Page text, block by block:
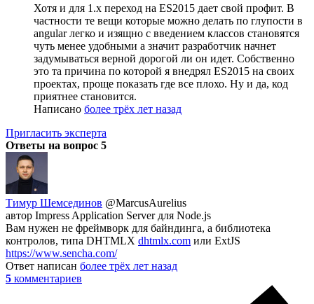
Хотя и для 1.x переход на ES2015 дает свой профит. В
частности те вещи которые можно делать по глупости в
angular легко и изящно с введением классов становятся
чуть менее удобными а значит разработчик начнет
задумываться верной дорогой ли он идет. Собственно
это та причина по которой я внедрял ES2015 на своих
проектах, проще показать где все плохо. Ну и да, код
приятнее становится.
Написано более трёх лет назад
Пригласить эксперта
Ответы на вопрос 5
Тимур Шемсединов @MarcusAurelius
автор Impress Application Server для Node.js
Вам нужен не фреймворк для байндинга, а библиотека
контролов, типа DHTMLX dhtmlx.com или ExtJS
https://www.sencha.com/
Ответ написан более трёх лет назад
5 комментариев